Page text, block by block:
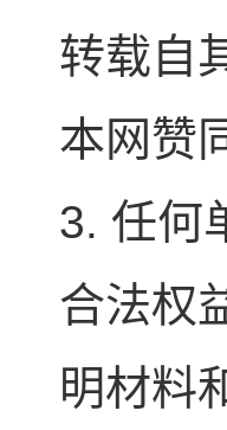
转载自
本网赞
3. 任何
合法权
明材料